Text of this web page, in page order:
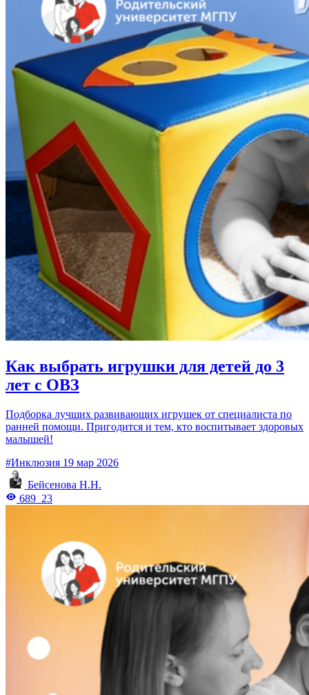
Как выбрать игрушки для детей до 3
лет с ОВЗ
Подборка лучших развивающих игрушек от специалиста по
ранней помощи. Пригодится и тем, кто воспитывает здоровых
малышей!
#Инклюзия 19 мар 2026
Бейсенова Н.Н.
689 23